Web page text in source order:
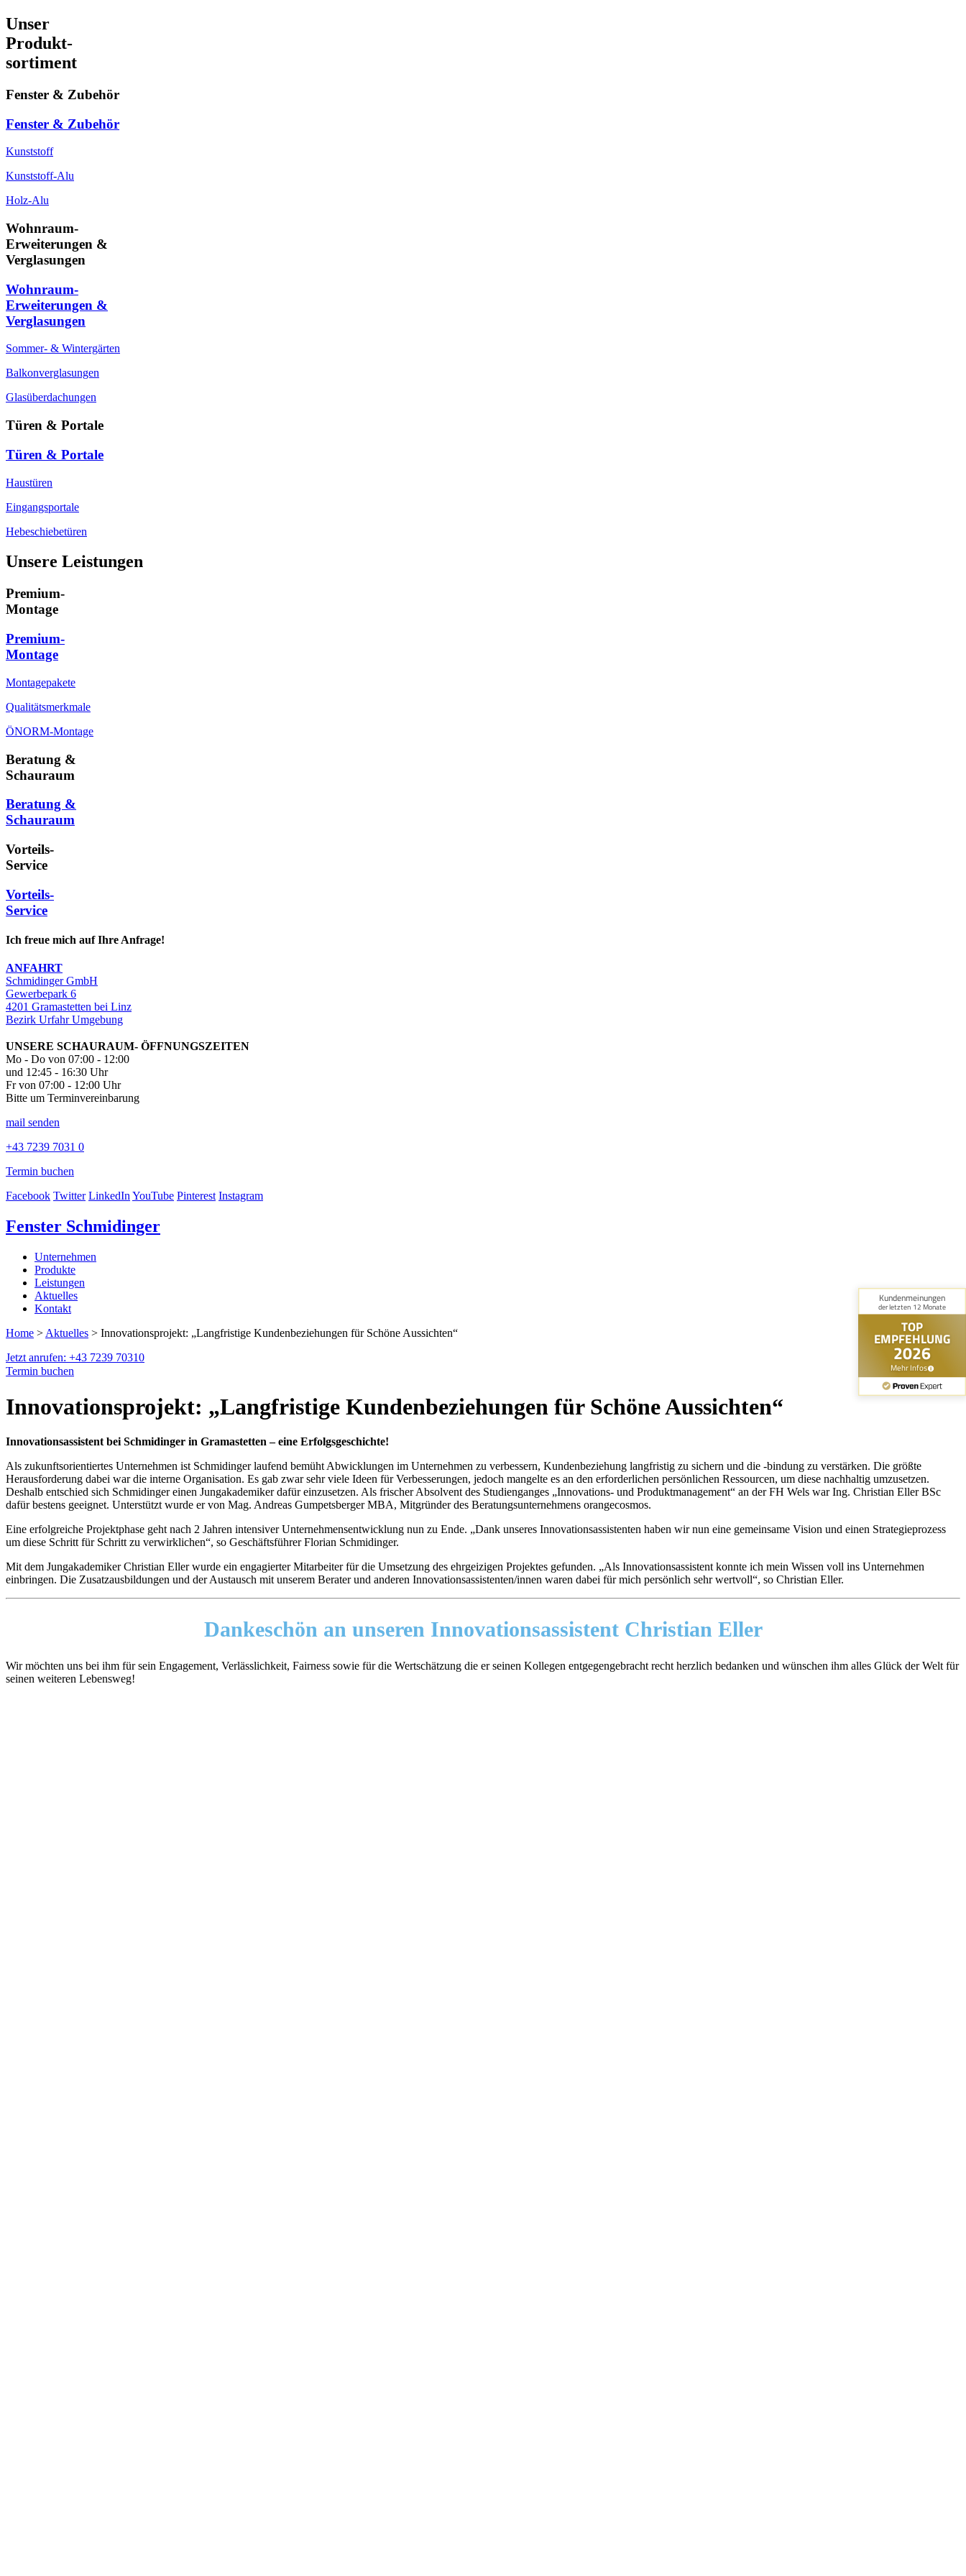
Unser
Produkt-
sortiment
Fenster & Zubehör
Fenster & Zubehör
Kunststoff
Kunststoff-Alu
Holz-Alu
Wohnraum-
Erweiterungen &
Verglasungen
Wohnraum-
Erweiterungen &
Verglasungen
Sommer- & Wintergärten
Balkonverglasungen
Glasüberdachungen
Türen & Portale
Türen & Portale
Haustüren
Eingangsportale
Hebeschiebetüren
Unsere Leistungen
Premium-
Montage
Premium-
Montage
Montagepakete
Qualitätsmerkmale
ÖNORM-Montage
Beratung &
Schauraum
Beratung &
Schauraum
Vorteils-
Service
Vorteils-
Service
Ich freue mich auf Ihre Anfrage!
ANFAHRT
Schmidinger GmbH
Gewerbepark 6
4201 Gramastetten bei Linz
Bezirk Urfahr Umgebung
UNSERE SCHAURAUM- ÖFFNUNGSZEITEN
Mo - Do von 07:00 - 12:00
und 12:45 - 16:30 Uhr
Fr von 07:00 - 12:00 Uhr
Bitte um Terminvereinbarung
mail senden
+43 7239 7031 0
Termin buchen
Facebook Twitter LinkedInYouTube Pinterest Instagram
Fenster Schmidinger
Unternehmen
Produkte
Leistungen
Aktuelles
Kontakt
Home > Aktuelles > Innovationsprojekt: „Langfristige Kundenbeziehungen für Schöne Aussichten“
Jetzt anrufen: +43 7239 70310
Termin buchen
Innovationsprojekt: „Langfristige Kundenbeziehungen für Schöne Aussichten“
Innovationsassistent bei Schmidinger in Gramastetten – eine Erfolgsgeschichte!
Als zukunftsorientiertes Unternehmen ist Schmidinger laufend bemüht Abwicklungen im Unternehmen zu verbessern, Kundenbeziehung langfristig zu sichern und die -bindung zu verstärken. Die größte
Herausforderung dabei war die interne Organisation. Es gab zwar sehr viele Ideen für Verbesserungen, jedoch mangelte es an den erforderlichen persönlichen Ressourcen, um diese nachhaltig umzusetzen.
Deshalb entschied sich Schmidinger einen Jungakademiker dafür einzusetzen. Als frischer Absolvent des Studienganges „Innovations- und Produktmanagement“ an der FH Wels war Ing. Christian Eller BSc
dafür bestens geeignet. Unterstützt wurde er von Mag. Andreas Gumpetsberger MBA, Mitgründer des Beratungsunternehmens orangecosmos.
Eine erfolgreiche Projektphase geht nach 2 Jahren intensiver Unternehmensentwicklung nun zu Ende. „Dank unseres Innovationsassistenten haben wir nun eine gemeinsame Vision und einen Strategieprozess
um diese Schritt für Schritt zu verwirklichen“, so Geschäftsführer Florian Schmidinger.
Mit dem Jungakademiker Christian Eller wurde ein engagierter Mitarbeiter für die Umsetzung des ehrgeizigen Projektes gefunden. „Als Innovationsassistent konnte ich mein Wissen voll ins Unternehmen
einbringen. Die Zusatzausbildungen und der Austausch mit unserem Berater und anderen Innovationsassistenten/innen waren dabei für mich persönlich sehr wertvoll“, so Christian Eller.
Dankeschön an unseren Innovationsassistent Christian Eller
Wir möchten uns bei ihm für sein Engagement, Verlässlichkeit, Fairness sowie für die Wertschätzung die er seinen Kollegen entgegengebracht recht herzlich bedanken und wünschen ihm alles Glück der Welt für
seinen weiteren Lebensweg!